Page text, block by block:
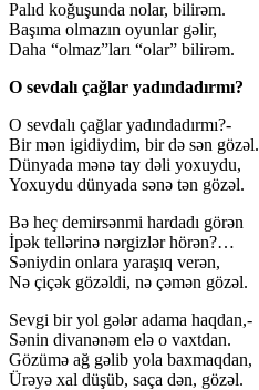
Palıd koğuşunda nolar, bilirəm.
Başıma olmazın oyunlar gəlir,
Daha “olmaz”ları “olar” bilirəm.
O sevdalı çağlar yadındadırmı?
O sevdalı çağlar yadındadırmı?-
Bir mən igidiydim, bir də sən gözəl.
Dünyada mənə tay dəli yoxuydu,
Yoxuydu dünyada sənə tən gözəl.
Bə heç demirsənmi hardadı görən
İpək tellərinə nərgizlər hörən?…
Səniydin onlara yaraşıq verən,
Nə çiçək gözəldi, nə çəmən gözəl.
Sevgi bir yol gələr adama haqdan,-
Sənin divanənəm elə o vaxtdan.
Gözümə ağ gəlib yola baxmaqdan,
Ürəyə xal düşüb, saça dən, gözəl.